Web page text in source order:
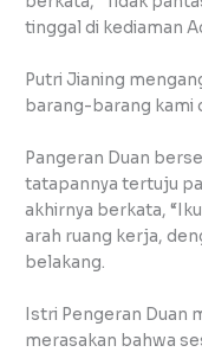
tinggal di kediaman
Putri Jianing
barang-barang kami
Pangeran Duan
tatapannya tertuju
akhirnya berkata,
arah ruang kerja,
belakang.
Istri Pengeran Duan
merasakan bahwa